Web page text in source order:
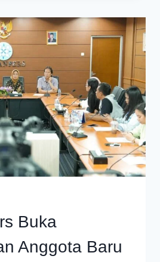
Buka
Anggota Baru